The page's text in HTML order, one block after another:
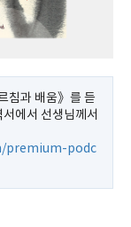
침과 배움》를 듣
에서 선생님께서
premium-podc